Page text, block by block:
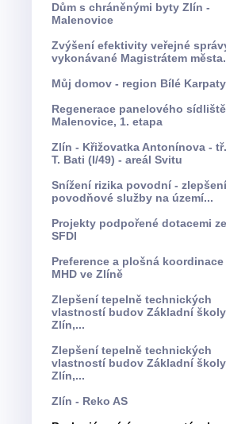
Dům s chráněnými byty Zlín -
Malenovice
Zvýšení efektivity veřejné správy
vykonávané Magistrátem
Můj domov - region Bílé Karpaty
Regenerace panelového sídliště
Malenovice, 1. etapa
Zlín - Křižovatka Antonínova - tř.
T. Bati (I/49) - areál Svitu
Snížení rizika povodní - zlepšení
povodňové služby na území...
Projekty podpořené dotacemi ze
SFDI
Preference a plošná koordinace
MHD ve Zlíně
Zlepšení tepelně technických
vlastností budov Základní školy
Zlín,...
Zlepšení tepelně technických
vlastností budov Základní školy
Zlín,...
Zlín - Reko AS